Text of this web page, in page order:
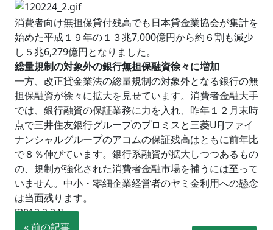
消費者向け無担保貸付残高でも日本貸金業協会が集計を
始めた平成１９年の１３兆7,000億円から約６割も減少
し５兆6,279億円となりました。
総量規制の対象外の銀行無担保融資徐々に増加
一方、改正貸金業法の総量規制の対象外となる銀行の無
担保融資が徐々に拡大を見せています。消費者金融大手
では、銀行融資の保証業務に力を入れ、昨年１２月末時
点で三井住友銀行グループのプロミスと三菱UFJファイ
ナンシャルグループのアコムの保証残高はともに前年比
で８％伸びています。銀行系融資が拡大しつつあるもの
の、規制が強化された消費者金融市場を補うには至って
いません。中小・零細企業経営者のヤミ金利用への懸念
は当面残ります。
[2012.2.24]
« 前の記事